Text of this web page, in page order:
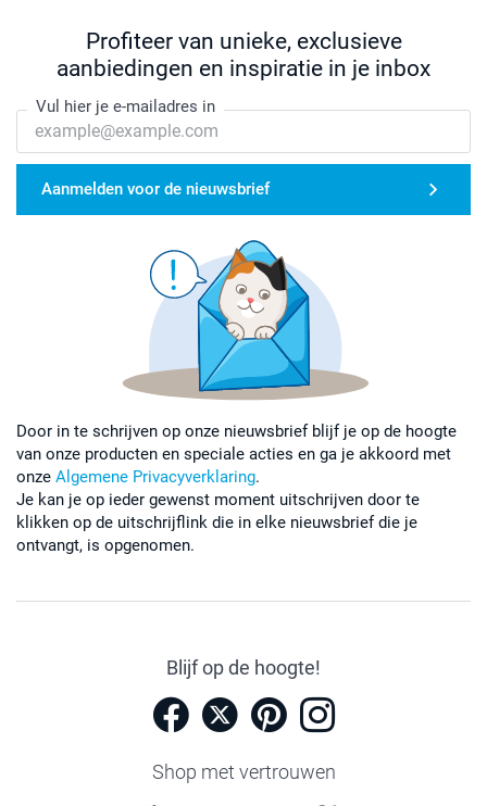
Profiteer van unieke, exclusieve
aanbiedingen en inspiratie in je inbox
Vul hier je e-mailadres in
Aanmelden voor de nieuwsbrief
Door in te schrijven op onze nieuwsbrief blijf je op de hoogte
van onze producten en speciale acties en ga je akkoord met
onze Algemene Privacyverklaring.
Je kan je op ieder gewenst moment uitschrijven door te
klikken op de uitschrijflink die in elke nieuwsbrief die je
ontvangt, is opgenomen.
Blijf op de hoogte!
Shop met vertrouwen